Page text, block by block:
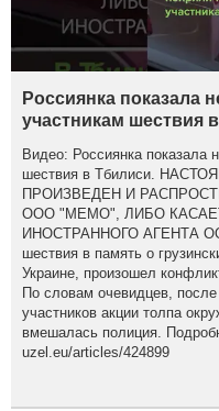
Россиянка показала
участникам шествия
Видео: Россиянка показала
шествия в Тбилиси.
ПРОИЗВЕДЕН И
ООО "МЕМО", ЛИБО
ИНОСТРАННОГО АГЕНТА
шествия в память о
Украине, произошел
По словам очевидцев,
участников акции толпа
вмешалась полиция.
uzel.eu/articles/424899